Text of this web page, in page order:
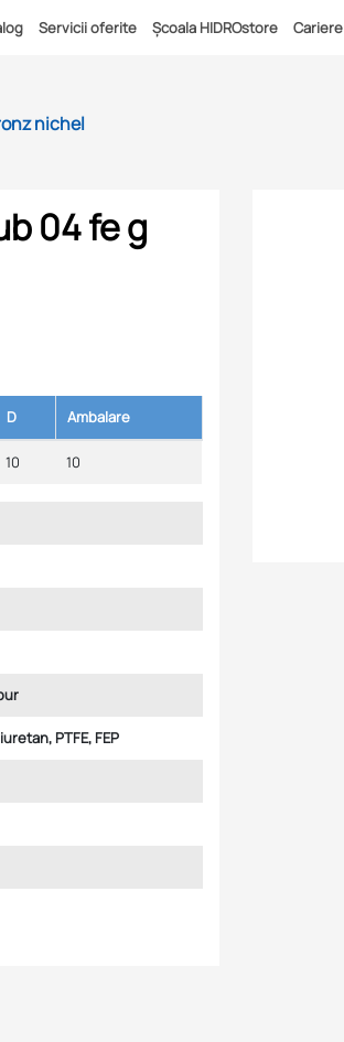
Servicii oferite Școala HIDROstore Cariere
nichel
04 fe g
D Ambalare
10 10
PTFE, FEP